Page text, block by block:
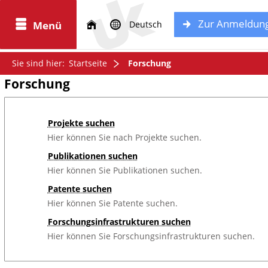
Zur
Sie sind hier: Startseite Forschung
Forschung
Projekte suchen
Hier können Sie nach Projekte suchen.
Publikationen suchen
Hier können Sie Publikationen suchen.
Patente suchen
Hier können Sie Patente suchen.
Forschungsinfrastrukturen suchen
Hier können Sie Forschungsinfrastrukturen suchen.